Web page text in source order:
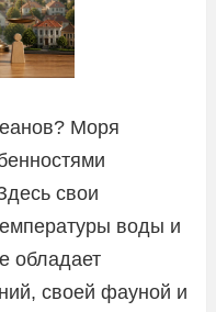
Моря
свои
воды и
обладает
своей фауной и